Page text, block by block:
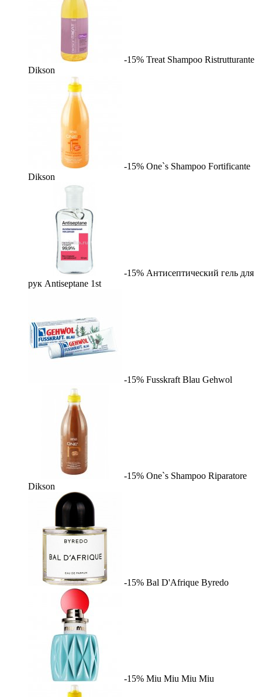
-15% Treat Shampoo Ristrutturante
Dikson
-15% One`s Shampoo Fortificante
Dikson
-15% Антисептический гель для
рук Antiseptane 1st
-15% Fusskraft Blau Gehwol
-15% One`s Shampoo Riparatore
Dikson
-15% Bal D'Afrique Byredo
-15% Miu Miu Miu Miu